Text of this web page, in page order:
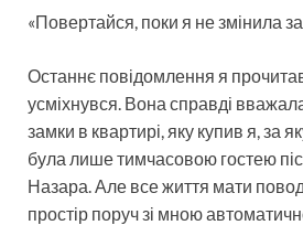
«Повертайся, поки я не змінила
Останнє повідомлення я
усміхнувся. Вона справді
замки в квартирі, яку купив я, за
була лише тимчасовою гостею
Назара. Але все життя мати
простір поруч зі мною